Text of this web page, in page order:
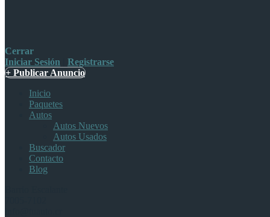
Cerrar
Iniciar Sesión
Registrarse
+ Publicar Anuncio
Inicio
Paquetes
Autos
Autos Nuevos
Autos Usados
Buscador
Contacto
Blog